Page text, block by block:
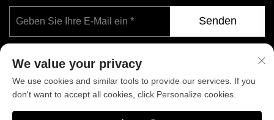
Senden
We value your privacy
We use cookies and similar tools to provide our services. If you
don't want to accept all cookies, click Personalize cookies.